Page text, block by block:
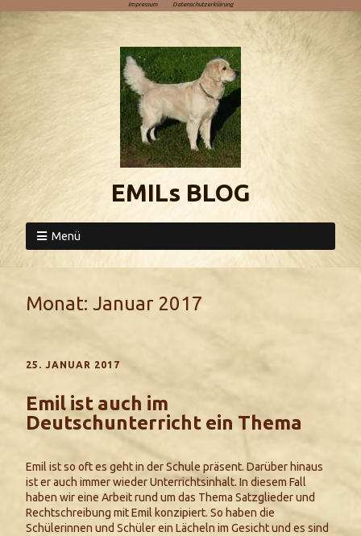
Impressum Datenschutzerklärung
EMILs BLOG
Menü
Monat: Januar 2017
25. JANUAR 2017
Emil ist auch im
Deutschunterricht ein Thema
Emil ist so oft es geht in der Schule präsent. Darüber hinaus
ist er auch immer wieder Unterrichtsinhalt. In diesem Fall
haben wir eine Arbeit rund um das Thema Satzglieder und
Rechtschreibung mit Emil konzipiert. So haben die
Schülerinnen und Schüler ein Lächeln im Gesicht und es sind